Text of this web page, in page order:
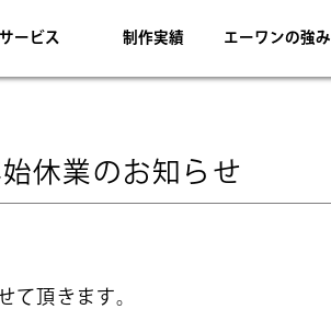
サービス 制作実績 エーワンの強み
休業のお知らせ
て頂きます。